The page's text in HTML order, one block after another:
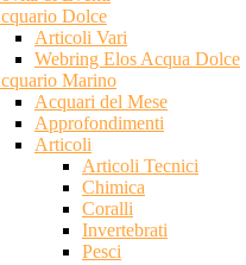
Dolce
Articoli Vari
Webring Elos Acqua Dolce
Marino
Acquari del Mese
Approfondimenti
Articoli
Articoli Tecnici
Chimica
Coralli
Invertebrati
Pesci